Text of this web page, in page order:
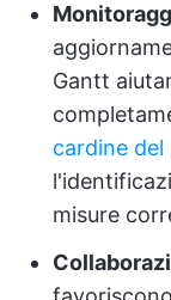
Gantt
cardine
misure